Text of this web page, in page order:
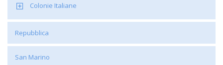
Colonie Italiane
Repubblica
San Marino